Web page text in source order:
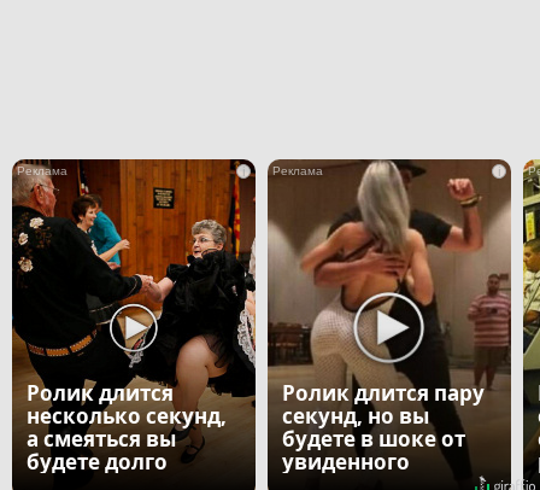
i
Ролик длится
несколько секунд,
а смеяться вы
будете долго
i
Ролик длится пару
секунд, но вы
будете в шоке от
увиденного